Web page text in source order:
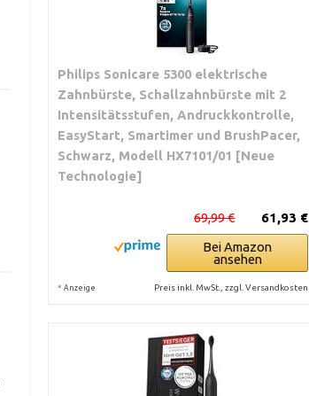
Philips Sonicare 5300 elektrische
Zahnbürste, Schallzahnbürste mit 2
Intensitätsstufen, Andruckkontrolle,
EasyStart, Smartimer und BrushPacer,
Schwarz, Modell HX7101/01 [Neue
Technologie]
61,93 €
69,99 €
Bei Amazon
ansehen
* Anzeige Preis inkl. MwSt., zzgl. Versandkosten